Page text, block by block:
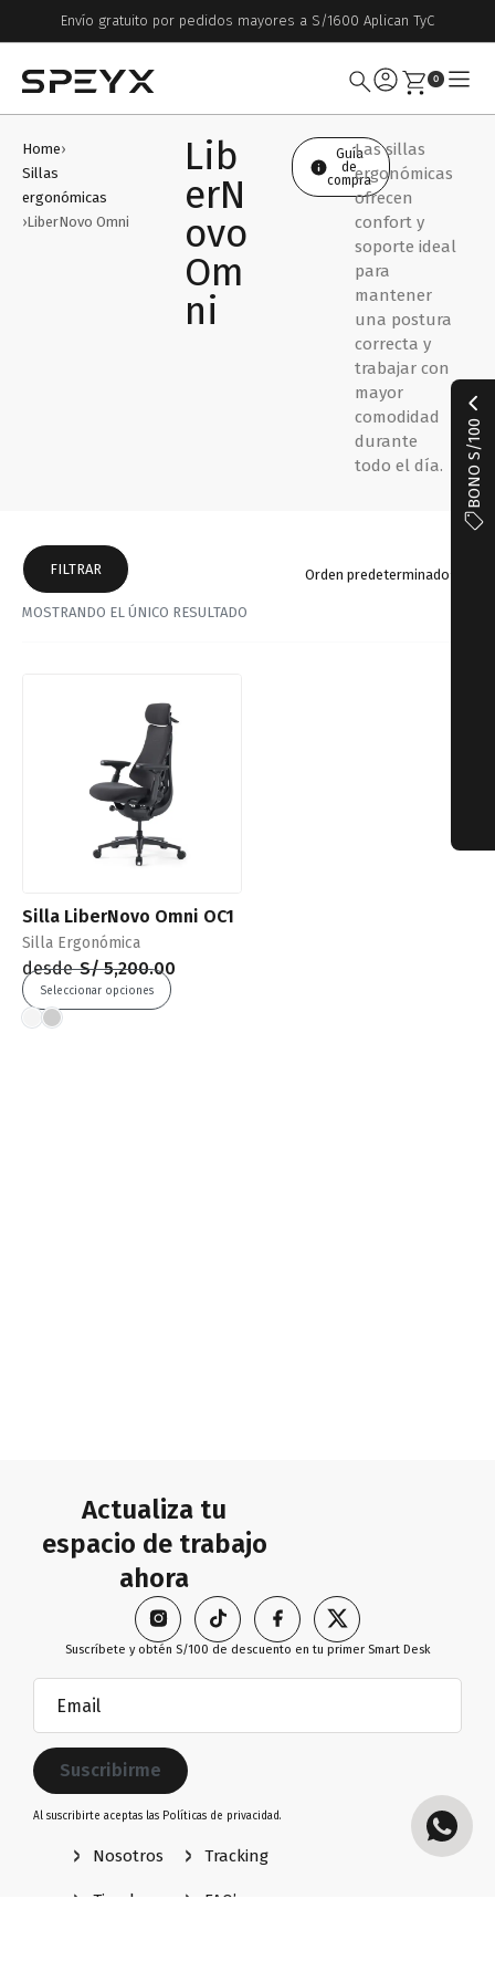
Envío gratuito por pedidos mayores a S/1600 Aplican TyC
0
Home›
Sillas
ergonómicas
›LiberNovo Omni
Lib
erN
ovo
Om
ni
Guía
de
compra
Las sillas
ergonómicas
ofrecen
confort y
soporte ideal
para
mantener
una postura
correcta y
trabajar con
mayor
comodidad
durante
todo el día.
MOSTRANDO EL ÚNICO RESULTADO
Orden predeterminado
FILTRAR
Silla LiberNovo Omni OC1
Silla Ergonómica
desde S/5,200.00
Seleccionar opciones
Actualiza tu
espacio de trabajo
ahora
Nosotros
Tienda
Tracking
FAQ’s
Suscríbete y obtén S/100 de descuento en tu primer Smart Desk
(Obligatorio)
Al suscribirte aceptas las Políticas de privacidad.
BONO S/100